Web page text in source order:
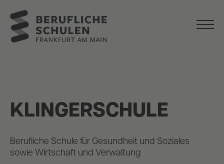
KLINGERSCHULE
Berufliche Schule für Gesundheit und Soziales
sowie Wirtschaft und Verwaltung